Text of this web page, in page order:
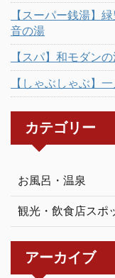
【スーパー銭湯
音の湯
【スパ】和モダン
【しゃぶしゃぶ】
カテゴリー
お風呂・温泉
観光・飲食店スポ
アーカイブ